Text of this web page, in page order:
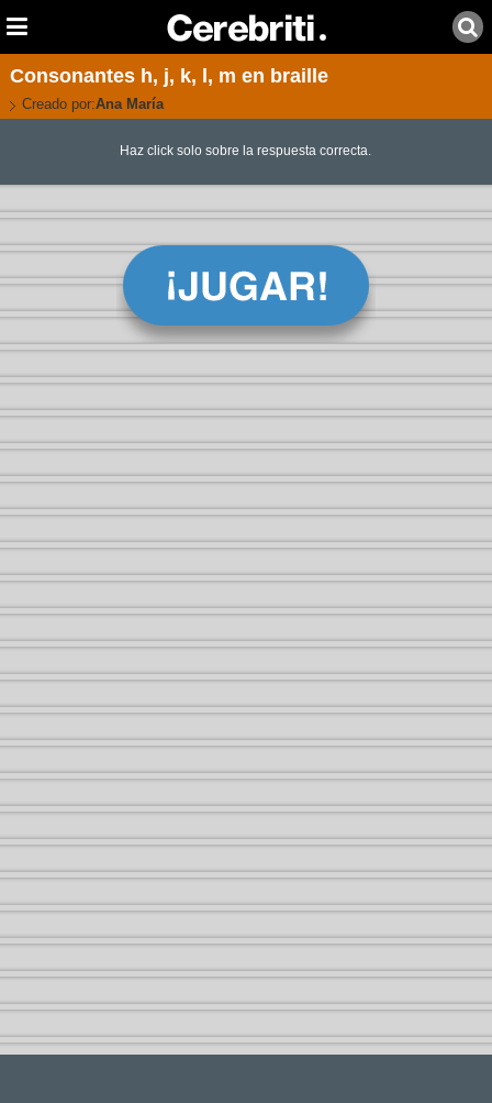
Consonantes h, j, k, l, m en braille
Creado por:Ana María
Haz click solo sobre la respuesta correcta.